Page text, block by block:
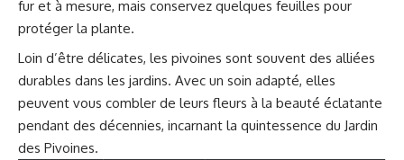
fur et à mesure, mais conservez quelques feuilles pour
protéger la plante.
Loin d’être délicates, les pivoines sont souvent des alliées
durables dans les jardins. Avec un soin adapté, elles
peuvent vous combler de leurs fleurs à la beauté éclatante
pendant des décennies, incarnant la quintessence du Jardin
des Pivoines.